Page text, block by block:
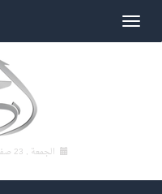
الجمعة , 23 صفر 1448 هـ ,